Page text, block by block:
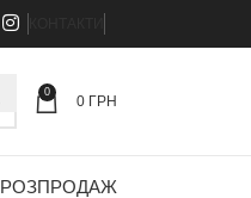
0
0 ГРН
РОЗПРОДАЖ